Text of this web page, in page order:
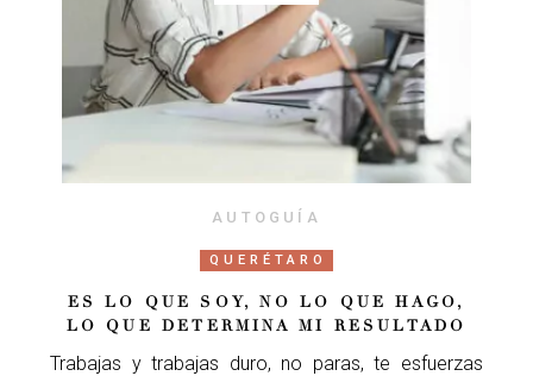
AUTOGUÍA
QUERÉTARO
ES LO QUE SOY, NO LO QUE HAGO,
LO QUE DETERMINA MI RESULTADO
Trabajas y trabajas duro, no paras, te esfuerzas